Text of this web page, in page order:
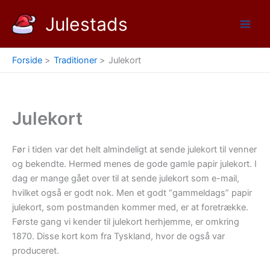
indholdet
Julestads
Forside Traditioner Julekort
Julekort
Før i tiden var det helt almindeligt at sende julekort til venner
og bekendte. Hermed menes de gode gamle papir julekort. I
dag er mange gået over til at sende julekort som e-mail,
hvilket også er godt nok. Men et godt “gammeldags” papir
julekort, som postmanden kommer med, er at foretrække.
Første gang vi kender til julekort herhjemme, er omkring
1870. Disse kort kom fra Tyskland, hvor de også var
produceret.